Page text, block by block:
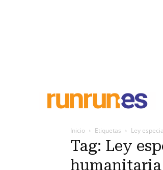
Inicio Etiquetas Ley
Tag: Ley